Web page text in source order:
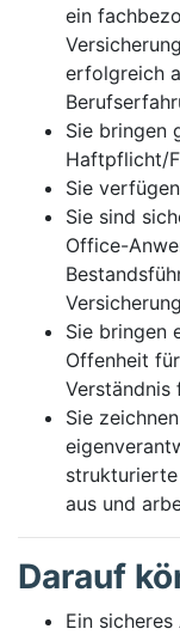
ein
erfolgreich
Sie bringen
Haftpflicht/
Sie
Sie sind
Office-
Sie bringen
Offenheit
Verständnis
Sie
aus und
Darauf
Ein